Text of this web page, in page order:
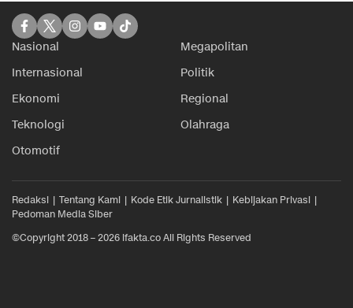
Nasional
Megapolitan
Internasional
Politik
Ekonomi
Regional
Teknologi
Olahraga
Otomotif
Redaksi Tentang Kami Kode Etik Jurnalistik
Kebijakan Privasi
Pedoman Media Siber
©Copyright 2018 – 2026 ifakta.co All Rights Reserved